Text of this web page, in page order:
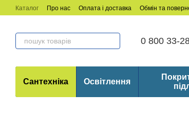
Перейти до основного контенту
Каталог Про нас Оплата і доставка Обмін та
0 800 33-
Сантехніка Освітлення